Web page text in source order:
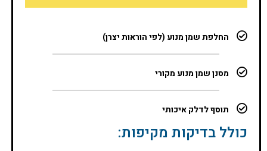
החלפת שמן מנוע (לפי הוראות יצרן)
מסנן שמן מנוע מקורי
תוסף לדלק איכותי
כולל בדיקות מקיפות: